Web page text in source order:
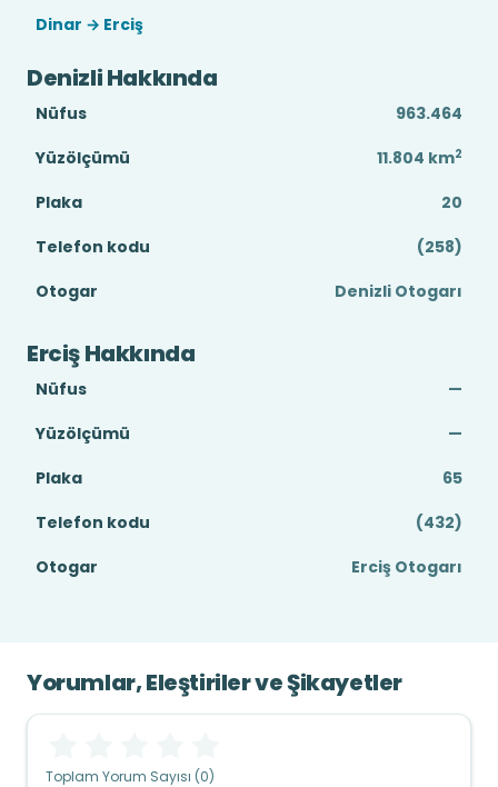
Dinar → Erciş
Denizli Hakkında
Nüfus
963.464
Yüzölçümü
11.804 km2
Plaka
20
Telefon kodu
(258)
Otogar
Denizli Otogarı
Erciş Hakkında
Nüfus
—
Yüzölçümü
—
Plaka
65
Telefon kodu
(432)
Otogar
Erciş Otogarı
Yorumlar, Eleştiriler ve Şikayetler
Toplam Yorum Sayısı (0)